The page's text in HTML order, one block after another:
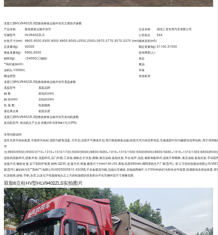
龙星汇牌HLV9402ZLS型散装粮食运输半挂车主要技术参数
产品名称
散装粮食运输半挂车 企业名称
湖北汇龙专用汽车有限公司
车辆型号
HLV9402ZLS 公告批次
344
外形尺寸(mm) 9800,9500,9300,9000,8800,8500×2550,2500×3970,3770,3570,3370 (mm)罐体容积(m3)
总质量(kg)
40000 额定质量(kg) 31100,31500
整备质量(kg)
8900,8500
前排乘客(人)
轴荷(kg)
-/24000(三轴组)
免征
**高时速(km/h)
燃油
油耗(L/100Km)
环保
燃油类型
排放标准
龙星汇牌HLV9402ZLS型散装粮食运输半挂车底盘参数
底盘型号
底盘品牌
轴 数
前轮距(mm)
轴 距(mm)
后轮距(mm)
轮 胎 数:
轮胎规格
接近离去角
前悬后悬
龙星汇牌HLV9402ZLS型散装粮食运输半挂车发动机参数
发动机型号:发动机生产企业排量(ml)功率(kw)/马力(PS):
专用功能说明
该车无举升自卸装置,不能举升自卸;顶部为硬质顶盖,可开启;后部不可整体开启;用于散装粮食运输;卸货方式为传送带传送;车厢底部中间为橡胶传送带结构,用于清理
对
为:9800(9500)/9300/3710+1310+1310/1720;9300(9000)/8800/3680+1310+1310/1500;9300(9000)/8800/3680+1310+1310/
选装挡泥板样式,货厢外形,顶盖样式,后门外观,工具箱,侧标志灯支架,爬梯,液压油箱,备胎支架,手动葫芦,油壶,侧装饰板样式;选装不带爬梯,液压油箱,备胎支架,手动
连接方式:螺栓连接;后下部防护装置,材料:Q235,连接方式:焊接,断面尺寸(mm)140×50,离地高度490mm;ABS系统生产厂家(型号): 浙江万安科技股份有限公司
家(型号):威伯科汽车**系统(**)有限公司(4005000810 4S/2M);不具备载货功能,且超出车辆前,后端或两侧不大于50mm的灯光和光信号装置,防撞胶块及类似装置,用
杠及锁座,铰链,手柄,合页,以及位于轮胎接地点正上方的轮胎壁的变形部分不在车辆外型尺寸测量范围
双胎6立柱HV型HLV9402ZLS实拍图片